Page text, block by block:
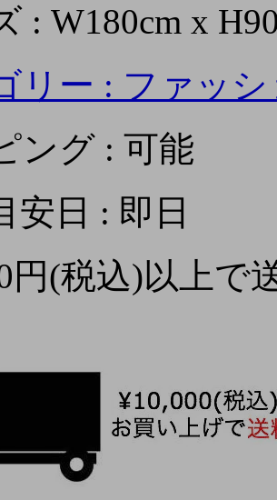
: W180cm x
リー : ファッ
ング : 可能
安日 : 即日
円(税込)以上で